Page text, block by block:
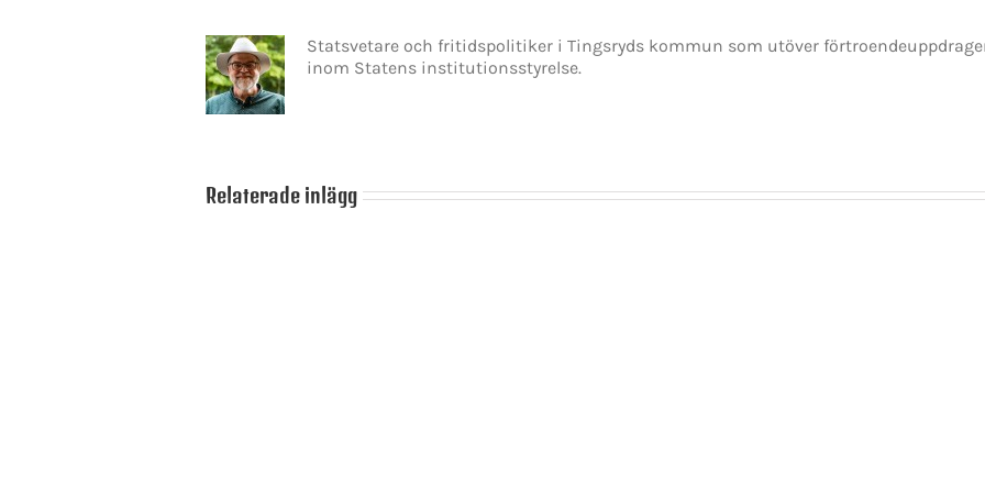
Statsvetare och fritidspolitiker i Tingsryds kommun som utöver
inom Statens institutionsstyrelse.
Relaterade inlägg